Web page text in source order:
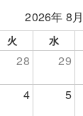
2026年 8月
火 水
28 29
4 5